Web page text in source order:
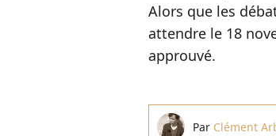
Alors que les
attendre le 18
approuvé.
Par Clément